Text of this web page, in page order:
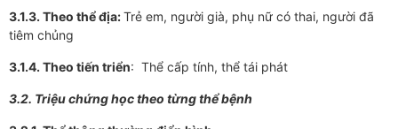
3.1.3. Theo thể địa:Trẻ em, ng­­ười già, phụ nữ có thai, ngư­­­ời đã
tiêm chủng
3.1.4. Theo tiến triển: Thể cấp tính, thể tái phát
3.2. Triệu chứng học theo từng thể bệnh